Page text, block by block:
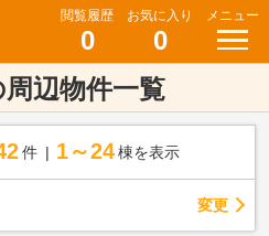
閲覧履歴
0
お気に入り
0
メニュー
辺物件一覧
件 1～24 棟を表示
変更